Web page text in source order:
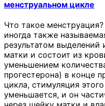
менструальном цикле
Что такое
иногда также
результатом выделений
матки и состоит из
уменьшением
прогестерона) в конце
цикла, стимуляция
уменьшается, и он